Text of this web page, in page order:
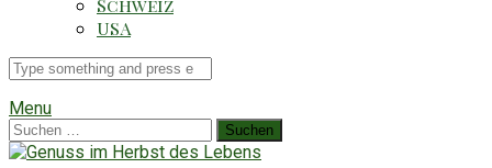
Schweiz
USA
Suche
für
Menu
Suchen
nach: